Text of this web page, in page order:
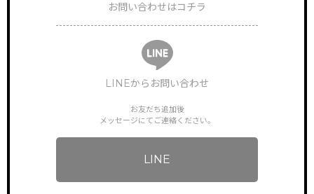
お問い合わせはコチラ
LINEからお問い合わせ
お友だち追加後
メッセージにてご連絡ください。
LINE